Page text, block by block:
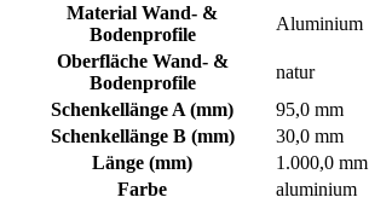
Material Wand- &
Bodenprofile
Aluminium
Oberfläche Wand- &
Bodenprofile
natur
Schenkellänge A (mm)
95,0 mm
Schenkellänge B (mm)
30,0 mm
Länge (mm)
1.000,0 mm
Farbe
aluminium